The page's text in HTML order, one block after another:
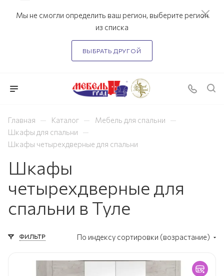
Мы не смогли определить ваш регион, выберите регион
из списка
ВЫБРАТЬ ДРУГОЙ
Главная — Каталог — Мебель для спальни —
Шкафы для спальни —
Шкафы четырехдверные для спальни
Шкафы
четырехдверные для
спальни в Туле
ФИЛЬТР По индексу сортировки (возрастание)